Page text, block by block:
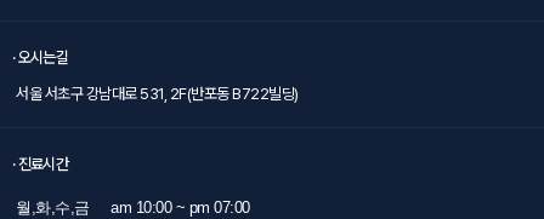
· 오시는길
서울 서초구 강남대로 531, 2F(반포동 B722빌딩)
· 진료시간
월,화,수,금
am 10:00 ~ pm 07:00